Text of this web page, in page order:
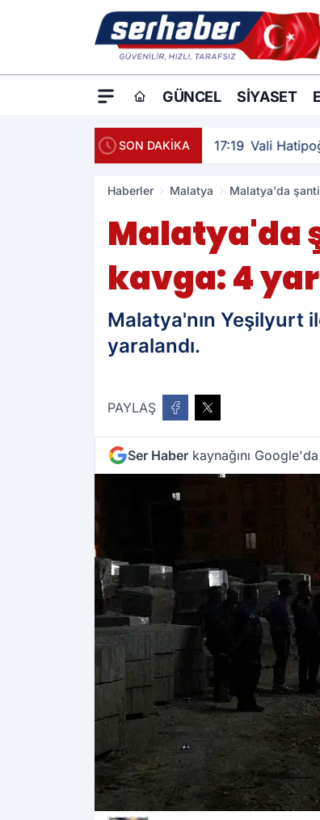
GÜNCEL SIYASET
SON DAKİKA 17:19 Vali
Haberler Malatya Malatya'da
Malatya'da
kavga: 4
Malatya'nın Yeşilyurt
yaralandı.
PAYLAŞ
Ser Haber kaynağını